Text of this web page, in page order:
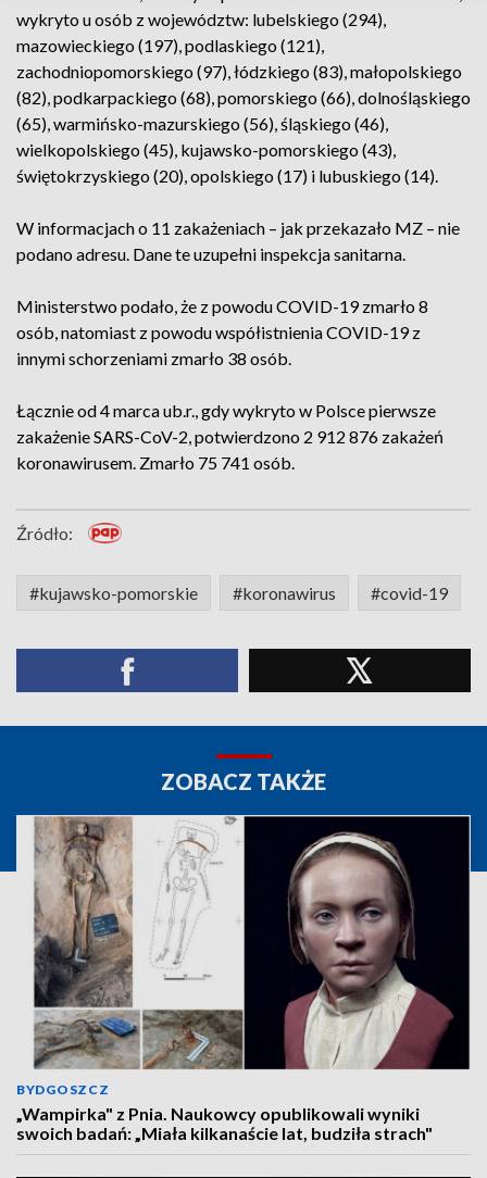
wykryto u osób z województw: lubelskiego (294),
mazowieckiego (197), podlaskiego (121),
zachodniopomorskiego (97), łódzkiego (83), małopolskiego
(82), podkarpackiego (68), pomorskiego (66), dolnośląskiego
(65), warmińsko-mazurskiego (56), śląskiego (46),
wielkopolskiego (45), kujawsko-pomorskiego (43),
świętokrzyskiego (20), opolskiego (17) i lubuskiego (14).
W informacjach o 11 zakażeniach – jak przekazało MZ – nie
podano adresu. Dane te uzupełni inspekcja sanitarna.
Ministerstwo podało, że z powodu COVID-19 zmarło 8
osób, natomiast z powodu współistnienia COVID-19 z
innymi schorzeniami zmarło 38 osób.
Łącznie od 4 marca ub.r., gdy wykryto w Polsce pierwsze
zakażenie SARS-CoV-2, potwierdzono 2 912 876 zakażeń
koronawirusem. Zmarło 75 741 osób.
Źródło:
#kujawsko-pomorskie #koronawirus #covid-19
ZOBACZ TAKŻE
BYDGOSZCZ
„Wampirka" z Pnia. Naukowcy opublikowali wyniki
swoich badań: „Miała kilkanaście lat, budziła strach"